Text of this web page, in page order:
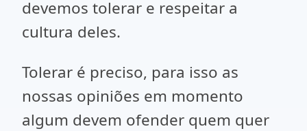
devemos tolerar e respeitar a
cultura deles.
Tolerar é preciso, para isso as
nossas opiniões em momento
algum devem ofender quem quer